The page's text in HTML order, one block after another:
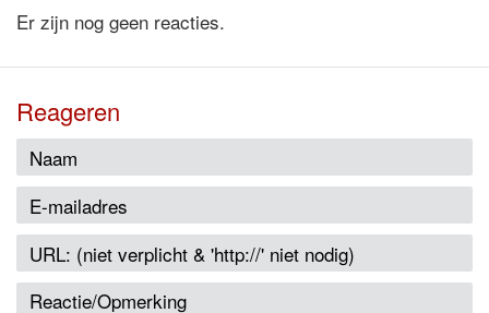
Er zijn nog geen reacties.
Reageren